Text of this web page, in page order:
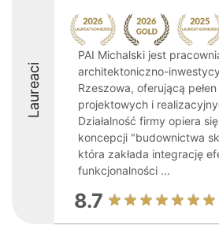
Laureaci
PAI Michalski jest
architektoniczno-
Rzeszowa, oferującą
projektowych i
Działalność firmy opiera
koncepcji "budownictwa
która zakłada integrację
funkcjonalności ...
8.7